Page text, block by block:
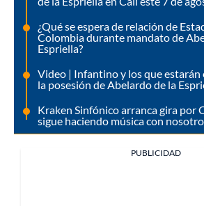
¿Qué se espera de relación de
Colombia durante mandato de
Espriella?
Video | Infantino y los que estarán
la posesión de Abelardo de la
Kraken Sinfónico arranca gira por
sigue haciendo música con
PUBLICIDAD